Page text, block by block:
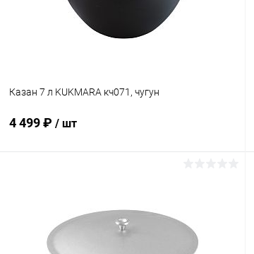
Казан 7 л KUKMARA кч071, чугун
4 499 ₽ / шт
Купить в 1 клик К сравнению
В избранное